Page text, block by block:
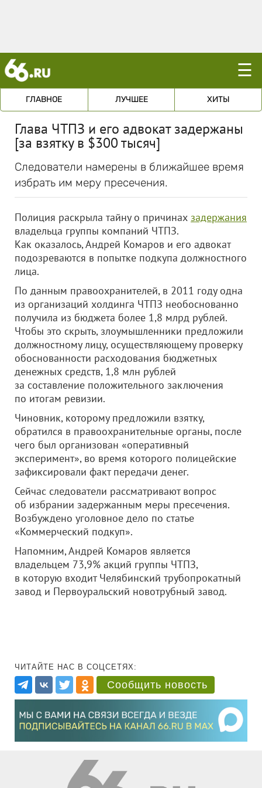
☰
ГЛАВНОЕ ЛУЧШЕЕ ХИТЫ
Глава ЧТПЗ и его адвокат задержаны
[за взятку в $300 тысяч]
Следователи намерены в ближайшее время
избрать им меру пресечения.
Полиция раскрыла тайну о причинах задержания
владельца группы компаний ЧТПЗ.
Как оказалось, Андрей Комаров и его адвокат
подозреваются в попытке подкупа должностного
лица.
По данным правоохранителей, в 2011 году одна
из организаций холдинга ЧТПЗ необоснованно
получила из бюджета более 1,8 млрд рублей.
Чтобы это скрыть, злоумышленники предложили
должностному лицу, осуществляющему проверку
обоснованности расходования бюджетных
денежных средств, 1,8 млн рублей
за составление положительного заключения
по итогам ревизии.
Чиновник, которому предложили взятку,
обратился в правоохранительные органы, после
чего был организован «оперативный
эксперимент», во время которого полицейские
зафиксировали факт передачи денег.
Сейчас следователи рассматривают вопрос
об избрании задержанным меры пресечения.
Возбуждено уголовное дело по статье
«Коммерческий подкуп».
Напомним, Андрей Комаров является
владельцем 73,9% акций группы ЧТПЗ,
в которую входит Челябинский трубопрокатный
завод и Первоуральский новотрубный завод.
ЧИТАЙТЕ НАС В СОЦСЕТЯХ:
Сообщить новость